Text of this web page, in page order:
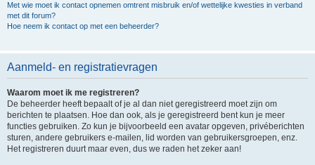
Met wie moet ik contact opnemen omtrent misbruik en/of wettelijke kwesties in verband
met dit forum?
Hoe neem ik contact op met een beheerder?
Aanmeld- en registratievragen
Waarom moet ik me registreren?
De beheerder heeft bepaalt of je al dan niet geregistreerd moet zijn om
berichten te plaatsen. Hoe dan ook, als je geregistreerd bent kun je meer
functies gebruiken. Zo kun je bijvoorbeeld een avatar opgeven, privéberichten
sturen, andere gebruikers e-mailen, lid worden van gebruikersgroepen, enz.
Het registreren duurt maar even, dus we raden het zeker aan!